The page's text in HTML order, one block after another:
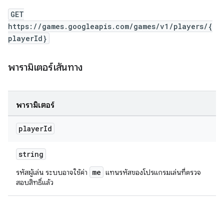
GET
https://games.googleapis.com/games/v1/players/{
playerId}
พารามิเตอร์เส้นทาง
พารามิเตอร์
playerId
string
รหัสผู้เล่น ระบบอาจใช้ค่า me แทนรหัสของโปรแกรมเล่นที่ตรวจ
สอบสิทธิ์แล้ว